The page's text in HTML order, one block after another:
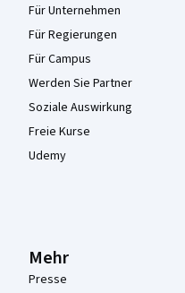
Für Unternehmen
Für Regierungen
Für Campus
Werden Sie Partner
Soziale Auswirkung
Freie Kurse
Udemy
Mehr
Presse